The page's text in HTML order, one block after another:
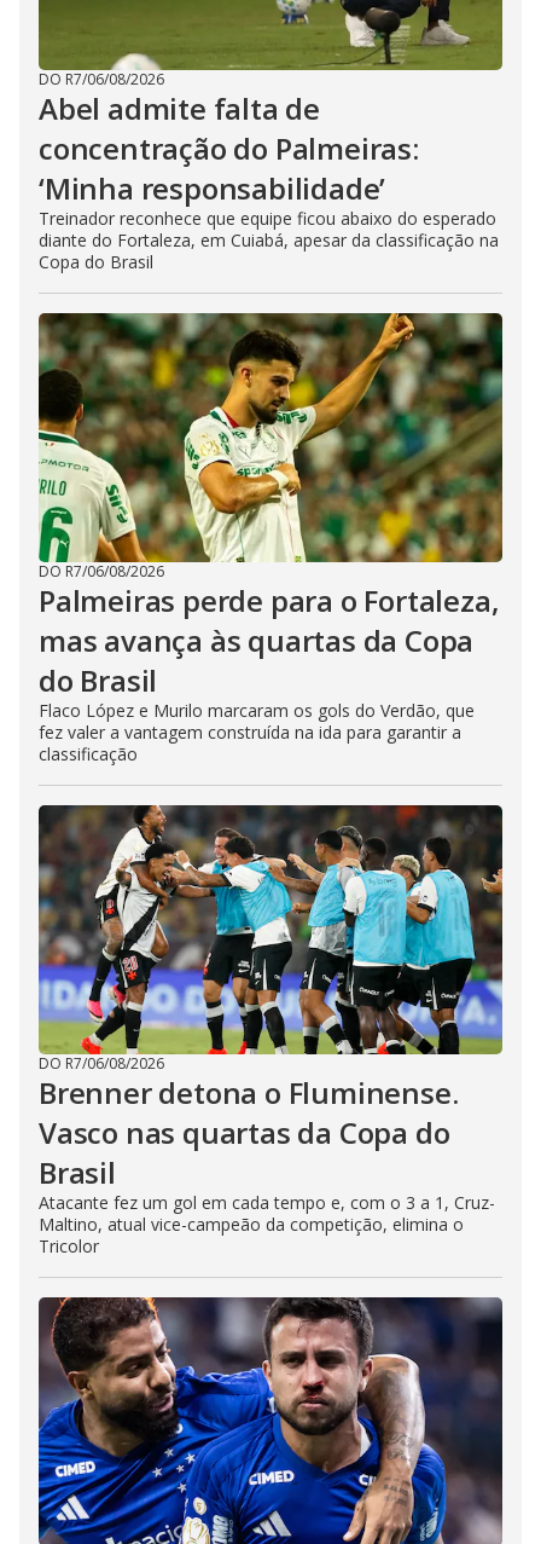
DO R7/06/08/2026
Abel admite falta de
concentração do Palmeiras:
‘Minha responsabilidade’
Treinador reconhece que equipe ficou abaixo do esperado
diante do Fortaleza, em Cuiabá, apesar da classificação na
Copa do Brasil
DO R7/06/08/2026
Palmeiras perde para o Fortaleza,
mas avança às quartas da Copa
do Brasil
Flaco López e Murilo marcaram os gols do Verdão, que
fez valer a vantagem construída na ida para garantir a
classificação
DO R7/06/08/2026
Brenner detona o Fluminense.
Vasco nas quartas da Copa do
Brasil
Atacante fez um gol em cada tempo e, com o 3 a 1, Cruz-
Maltino, atual vice-campeão da competição, elimina o
Tricolor